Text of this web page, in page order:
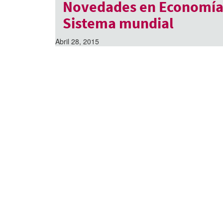
Novedades en
Sistema mundial
Abril 28, 2015